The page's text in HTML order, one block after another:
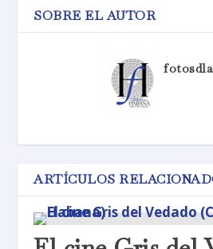
SOBRE EL AUTOR
ARTÍCULOS